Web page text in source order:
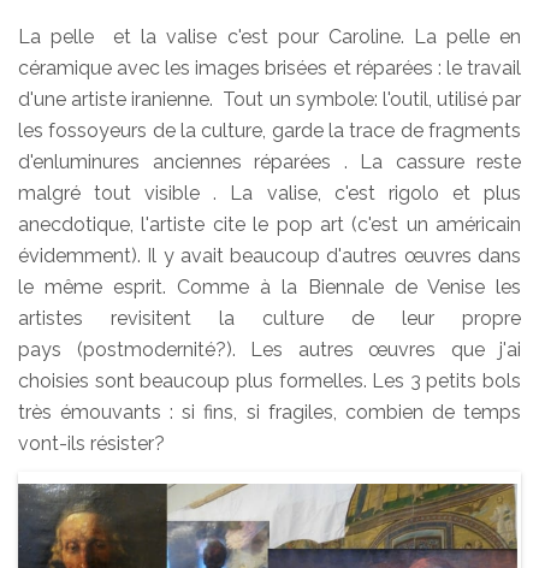
La pelle et la valise c'est pour Caroline. La pelle en
céramique avec les images brisées et réparées : le travail
d'une artiste iranienne. Tout un symbole: l'outil, utilisé par
les fossoyeurs de la culture, garde la trace de fragments
d'enluminures anciennes réparées . La cassure reste
malgré tout visible . La valise, c'est rigolo et plus
anecdotique, l'artiste cite le pop art (c'est un américain
évidemment). Il y avait beaucoup d'autres œuvres dans
le même esprit. Comme à la Biennale de Venise les
artistes revisitent la culture de leur propre
pays (postmodernité?). Les autres œuvres que j'ai
choisies sont beaucoup plus formelles. Les 3 petits bols
très émouvants : si fins, si fragiles, combien de temps
vont-ils résister?